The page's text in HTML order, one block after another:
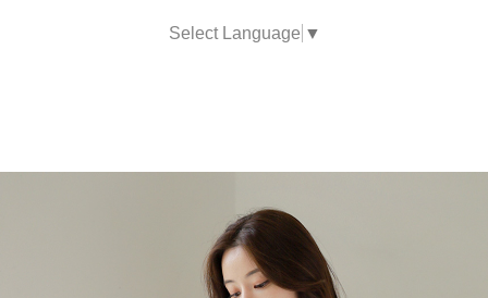
Select Language ▼